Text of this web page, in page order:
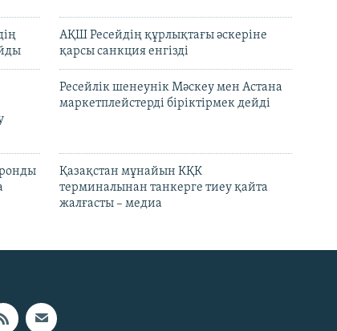
АҚШ Ресейдің құрлықтағы әскеріне
қарсы санкция енгізді
Ресейлік шенеунік Мәскеу мен Астана
маркетплейстерді біріктірмек дейді
Қазақстан мұнайын КҚК
терминалынан танкерге тиеу қайта
жалғасты – медиа